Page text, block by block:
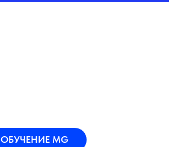
ОБУЧЕНИЕ MG